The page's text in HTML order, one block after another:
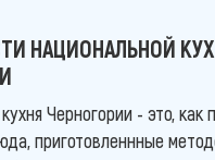
НАЦИОНАЛЬНОЙ
Черногории - это, как
приготовленнные